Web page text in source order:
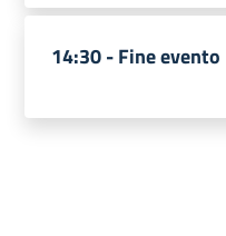
14:30 -Fine evento